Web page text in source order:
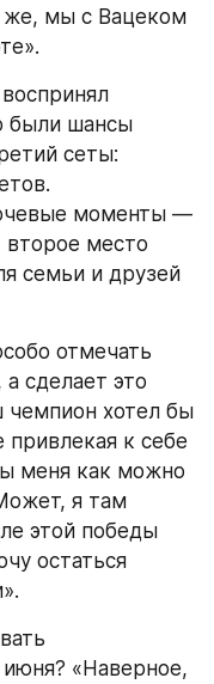
же, мы с Вацеком
были шансы
сеты:
моменты —
место
семьи и друзей
отмечать
сделает это
хотел бы
к себе
меня как можно
я там
этой победы
остаться
июня? «Наверное,